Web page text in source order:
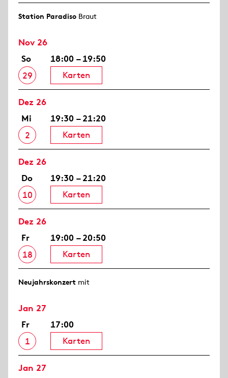
Station Paradiso Braut
Nov 26
So
29
18:00 – 19:50
Karten
Dez 26
Mi
2
19:30 – 21:20
Karten
Dez 26
Do
10
19:30 – 21:20
Karten
Dez 26
Fr
18
19:00 – 20:50
Karten
Neujahrs­konzert mit
Jan 27
Fr
1
17:00
Karten
Jan 27